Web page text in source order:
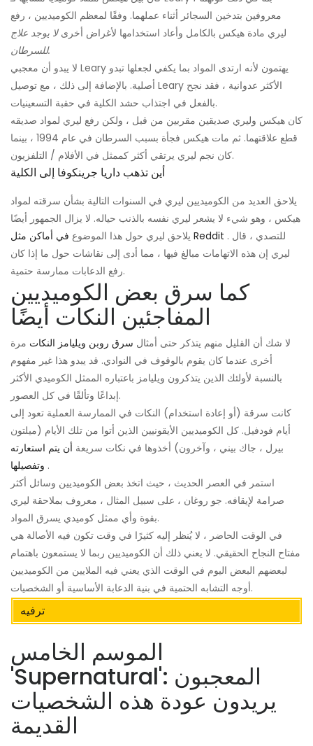
معروفين بتدخين السجائر أثناء عملهما. وفقًا لمعظم الكوميديين ، رفع
ليري مادة هيكس بالكامل وأعاد استخدامها لأغراض أخرىلا يوجد علاج
للسرطان.
لا يبدو أن معجبي Leary يهتمون لأنه ارتدى المواد بما يكفي لجعلها تبدو
أصلية. بالإضافة إلى ذلك ، مع توصيل Leary الأكثر عدوانية ، فقد نجح
بالفعل في اجتذاب حشد الكلية في حقبة التسعينيات.
كان هيكس وليري صديقين مقربين من قبل ، ولكن رفع ليري لمواد صديقه
قطع علاقتهما. ثم مات هيكس فجأة بسبب السرطان في عام 1994 ، بينما
كان نجم ليري يرتقي أكثر كممثل في الأفلام / التلفزيون.
أين تذهب داريا جرينكوفا إلى الكلية
يلاحق العديد من الكوميديين ليري في السنوات التالية بشأن سرقته لمواد
هيكس ، وهو شيء لا يشعر ليري نفسه بالذنب حياله. لا يزال الجمهور أيضًا
يلاحق ليري حول هذا الموضوع في أماكن مثل Reddit . للتصدي ، قال
ليري إن هذه الاتهامات مبالغ فيها ، مما أدى إلى نقاشات حول ما إذا كان
رفع الدعابات ممارسة حتمية.
كما سرق بعض الكوميديين
المفاجئين النكات أيضًا
لا شك أن القليل منهم يتذكر حتى أمثال سرق روبن ويليامز النكات مرة
أخرى عندما كان يقوم بالوقوف في النوادي. قد يبدو هذا غير مفهوم
بالنسبة لأولئك الذين يتذكرون ويليامز باعتباره الممثل الكوميدي الأكثر
إبداعًا وتألقًا في كل العصور.
كانت سرقة (أو إعادة استخدام) النكات في الممارسة العملية تعود إلى
أيام فودفيل. كل الكوميديين الأيقونيين الذين أتوا من تلك الأيام (ميلتون
بيرل ، جاك بيني ، وآخرون) أخذوها في نكات سريعة أن يتم استعارته
وتفصيلها .
استمر في العصر الحديث ، حيث اتخذ بعض الكوميديين وسائل أكثر
صرامة لإيقافه. جو روغان ، على سبيل المثال ، معروف بملاحقة ليري
بقوة وأي ممثل كوميدي يسرق المواد.
في الوقت الحاضر ، لا يُنظر إليه كثيرًا في وقت تكون فيه الأصالة هي
مفتاح النجاح الحقيقي. لا يعني ذلك أن الكوميديين ربما لا يستمعون باهتمام
لبعضهم البعض اليوم في الوقت الذي يعني فيه الملايين من الكوميديين
أوجه التشابه الحتمية في بنية الدعابة الأساسية أو الشخصيات.
ترفيه
الموسم الخامس
'Supernatural': المعجبون
يريدون عودة هذه الشخصيات
القديمة